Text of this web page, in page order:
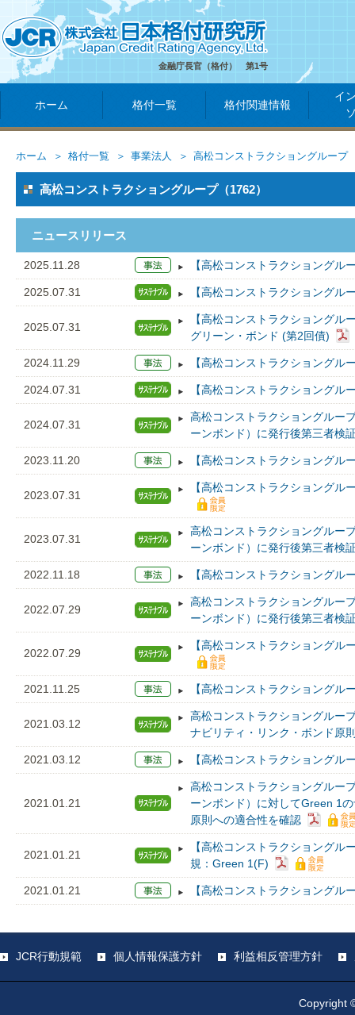
金融庁長官（格付） 第1号
ホーム 格付一覧 格付関連情報
イ
ホーム 格付一覧 事業法人 高松コンストラクショングループ
高松コンストラクショングループ（1762）
ニュースリリース
2025.11.28 【高松コンストラクショングル
2025.07.31 【高松コンストラクショング
2025.07.31
【高松コンストラクショング
グリーン・ボンド (第2回債)
2024.11.29 【高松コンストラクショングル
2024.07.31 【高松コンストラクショング
2024.07.31
高松コンストラクショングルー
ーンボンド）に発行後第三者検
2023.11.20 【高松コンストラクショングル
2023.07.31
【高松コンストラクショング
2023.07.31
高松コンストラクショングルー
ーンボンド）に発行後第三者検
2022.11.18 【高松コンストラクショングル
2022.07.29
高松コンストラクショングルー
ーンボンド）に発行後第三者検
2022.07.29
【高松コンストラクショング
2021.11.25 【高松コンストラクショングル
2021.03.12
高松コンストラクショングルー
ナビリティ・リンク・ボンド原
2021.03.12 【高松コンストラクショングル
2021.01.21
高松コンストラクショングルー
ーンボンド）に対してGreen 1
原則への適合性を確認
2021.01.21
【高松コンストラクショング
規：Green 1(F)
2021.01.21 【高松コンストラクショングル
JCR行動規範 個人情報保護方針 利益相反管理方針
Copyright